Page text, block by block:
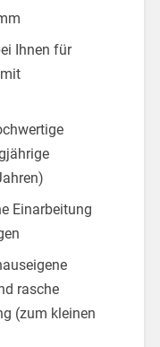
Ihnen für
Einarbeitung
rasche
(zum kleinen